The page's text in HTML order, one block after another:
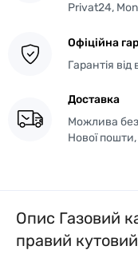
Privat24,
Офіційна
Гарантія
Доставка
Можлива
Нової
Опис Газовий
правий